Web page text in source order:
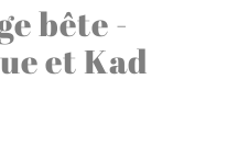
bête -
et Kad